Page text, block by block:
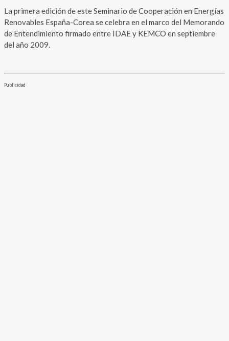
La primera edición de este Seminario de Cooperación en Energías
Renovables España-Corea se celebra en el marco del Memorando
de Entendimiento firmado entre IDAE y KEMCO en septiembre
del año 2009.
Publicidad